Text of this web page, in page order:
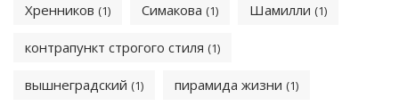
Хренников (1) Симакова (1) Шамилли (1)
контрапункт строгого стиля (1)
вышнеградский (1) пирамида жизни (1)